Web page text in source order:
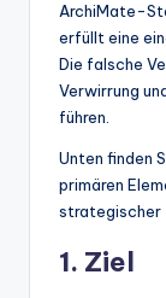
ArchiMate-
erfüllt eine
Die falsche
Verwirrung
führen.
Unten finden
primären
strategischer
1. Ziel